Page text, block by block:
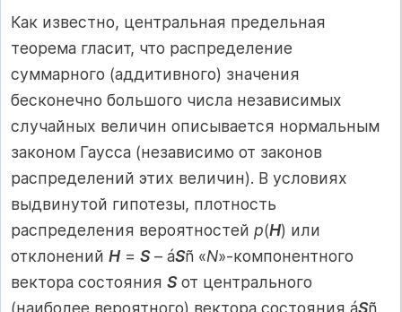
Как известно, центральная предельная
теорема гласит, что распределение
суммарного (аддитивного) значения
бесконечно большого числа независимых
случайных величин описывается нормальным
законом Гаусса (независимо от законов
распределений этих величин). В условиях
выдвинутой гипотезы, плотность
распределения вероятностей p(H) или
отклонений H = S– áSñ «N»-компонентного
вектора состояния Sот центрального
(наиболее вероятного) вектора состояния áSñ